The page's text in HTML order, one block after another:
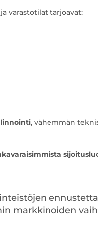
varastotilat tarjoavat:
, vähemmän
markkinoiden